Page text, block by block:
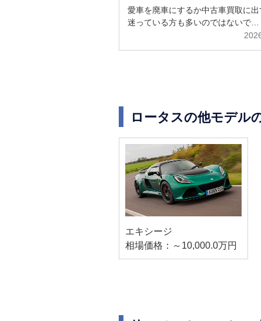
解説
愛車を廃車にするか中古車買取に出
迷っている方も多いのではないで…
ロータスの他モデル
エキシージ
相場価格：～10,000.0万円